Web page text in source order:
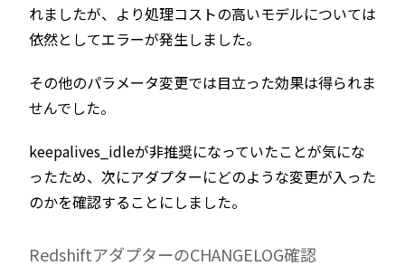
れましたが、より処理コストの高いモデルについては
依然としてエラーが発生しました。
その他のパラメータ変更では目立った効果は得られま
せんでした。
keepalives_idleが非推奨になっていたことが気にな
ったため、次にアダプターにどのような変更が入った
のかを確認することにしました。
RedshiftアダプターのCHANGELOG確認